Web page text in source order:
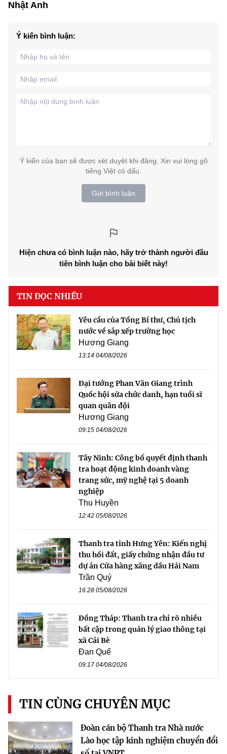
Nhật Anh
Ý kiến bình luận:
Ý kiến của bạn sẽ được xét duyệt khi đăng. Xin vui lòng gõ
tiếng Việt có dấu.
Gửi bình luận
Hiện chưa có bình luận nào, hãy trở thành người đầu
tiên bình luận cho bài biết này!
TIN ĐỌC NHIỀU
Yêu cầu của Tổng Bí thư, Chủ tịch
nước về sắp xếp trường học
Hương Giang
13:14 04/08/2026
Đại tướng Phan Văn Giang trình
Quốc hội sửa chức danh, hạn tuổi sĩ
quan quân đội
Hương Giang
09:15 04/08/2026
Tây Ninh: Công bố quyết định thanh
tra hoạt động kinh doanh vàng
trang sức, mỹ nghệ tại 5 doanh
nghiệp
Thu Huyền
12:42 05/08/2026
Thanh tra tỉnh Hưng Yên: Kiến nghị
thu hồi đất, giấy chứng nhận đầu tư
dự án Cửa hàng xăng dầu Hải Nam
Trần Quý
16:28 05/08/2026
Đồng Tháp: Thanh tra chỉ rõ nhiều
bất cập trong quản lý giao thông tại
xã Cái Bè
Đan Quế
09:17 04/08/2026
TIN CÙNG CHUYÊN MỤC
Đoàn cán bộ Thanh tra Nhà nước
Lào học tập kinh nghiệm chuyển đổi